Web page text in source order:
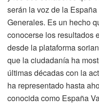
serán la voz de la
Generales. Es un hecho
conocerse los resultados
desde la plataforma
que la ciudadanía ha
últimas décadas con la
ha representado hasta
conocida como España